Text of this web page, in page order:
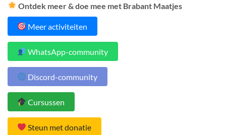
Ontdek meer & doe mee met Brabant Maatjes
Meer activiteiten
WhatsApp-community
Discord-community
Cursussen
Steun met donatie